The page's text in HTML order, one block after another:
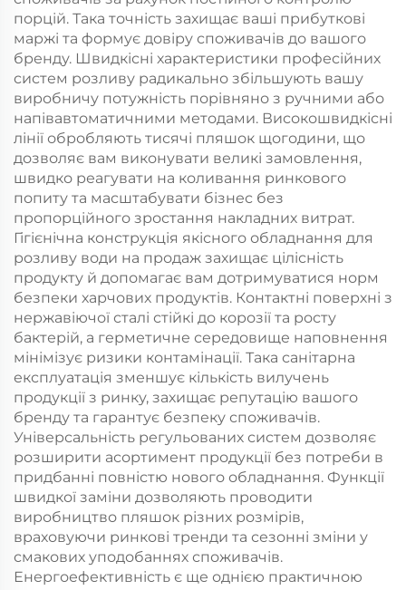
порцій. Така точність захищає ваші прибуткові
маржі та формує довіру споживачів до вашого
бренду. Швидкісні характеристики професійних
систем розливу радикально збільшують вашу
виробничу потужність порівняно з ручними або
напівавтоматичними методами. Високошвидкісні
лінії обробляють тисячі пляшок щогодини, що
дозволяє вам виконувати великі замовлення,
швидко реагувати на коливання ринкового
попиту та масштабувати бізнес без
пропорційного зростання накладних витрат.
Гігієнічна конструкція якісного обладнання для
розливу води на продаж захищає цілісність
продукту й допомагає вам дотримуватися норм
безпеки харчових продуктів. Контактні поверхні з
нержавіючої сталі стійкі до корозії та росту
бактерій, а герметичне середовище наповнення
мінімізує ризики контамінації. Така санітарна
експлуатація зменшує кількість вилучень
продукції з ринку, захищає репутацію вашого
бренду та гарантує безпеку споживачів.
Універсальність регульованих систем дозволяє
розширити асортимент продукції без потреби в
придбанні повністю нового обладнання. Функції
швидкої заміни дозволяють проводити
виробництво пляшок різних розмірів,
враховуючи ринкові тренди та сезонні зміни у
смакових уподобаннях споживачів.
Енергоефективність є ще однією практичною